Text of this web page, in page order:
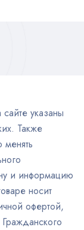
указаны
Также
менять
и информацию
носит
офертой,